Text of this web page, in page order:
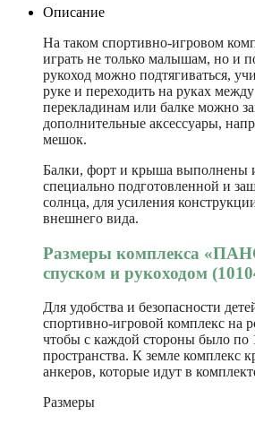
Описание
На таком спортивно-игровом
играть не только малышам, но и
рукоход можно подтягиваться,
руке и переходить на руках
перекладинам или балке можно
дополнительные аксессуары,
мешок.
Балки, форт и крыша выполнены
специально подготовленной и
солнца, для усиления
внешнего вида.
Размеры комплекса
спуском и рукоходом
Для удобства и безопасности
спортивно-игровой комплекс на
чтобы с каждой стороны было по
пространства. К земле комплекс
анкеров, которые идут в
Размеры